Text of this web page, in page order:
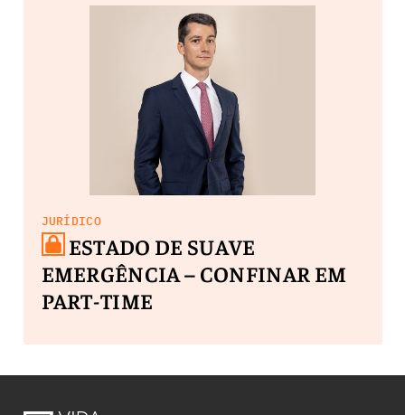
JURÍDICO
ESTADO DE SUAVE
EMERGÊNCIA – CONFINAR EM
PART-TIME